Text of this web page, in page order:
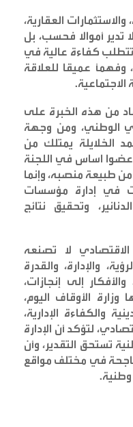
العقارية،
تدير أموالا فحسب، بل
كفاءة عالية في
وفهمًا عميقا للعلاقة
الاجتماعية.
من هذه الخبرة على
الوطني، ومن وجهة
الخلايلة يمتلك من
عضوا اساس في اللجنة
من طبيعة منصبه، وإنما
في إدارة مؤسسات
وتحقيق نتائج
الاقتصادي لا تصنعه
والإدارة، والقدرة
إلى إنجازات،
الأوقاف اليوم،
والكفاءة الإدارية،
لتؤكد أن الإدارة
تستحق التقدير، وأن
في مختلف مواقع
وطنية.